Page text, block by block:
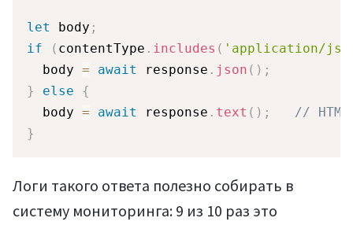
let body ;
if
( contentType . includes ( 'application/
  body
= await response . json ( ) ;
}
else
{
  body
= await response . text ( ) ;
//
}
Логи такого ответа полезно собирать в
систему мониторинга: 9 из 10 раз это